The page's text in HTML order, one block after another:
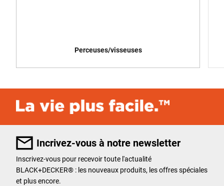
Perceuses/visseuses
Incrivez-vous à notre newsletter
Inscrivez-vous pour recevoir toute l'actualité
BLACK+DECKER® : les nouveaux produits, les offres spéciales
et plus encore.